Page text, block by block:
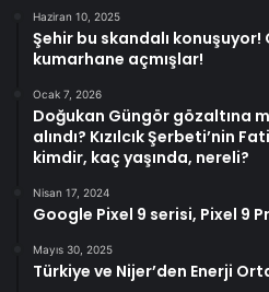
Haziran 10, 2025
Şehir bu skandalı
kumarhane açmışlar!
Ocak 7, 2026
Doğukan Güngör gözaltına
alındı? Kızılcık Şerbeti’nin
kimdir, kaç yaşında, nereli?
Nisan 17, 2024
Google Pixel 9 serisi, Pixel 9
Mayıs 30, 2025
Türkiye ve Nijer’den Enerji